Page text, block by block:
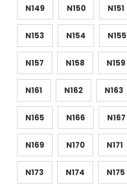
N149 N150 N151
N153 N154 N155
N157 N158 N159
N161 N162 N163
N165 N166 N167
N169 N170 N171
N173 N174 N175